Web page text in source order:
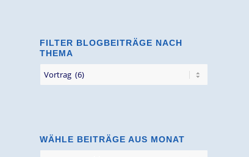
FILTER BLOGBEITRÄGE NACH
THEMA
Blogbeiträge
WÄHLE BEITRÄGE AUS MONAT